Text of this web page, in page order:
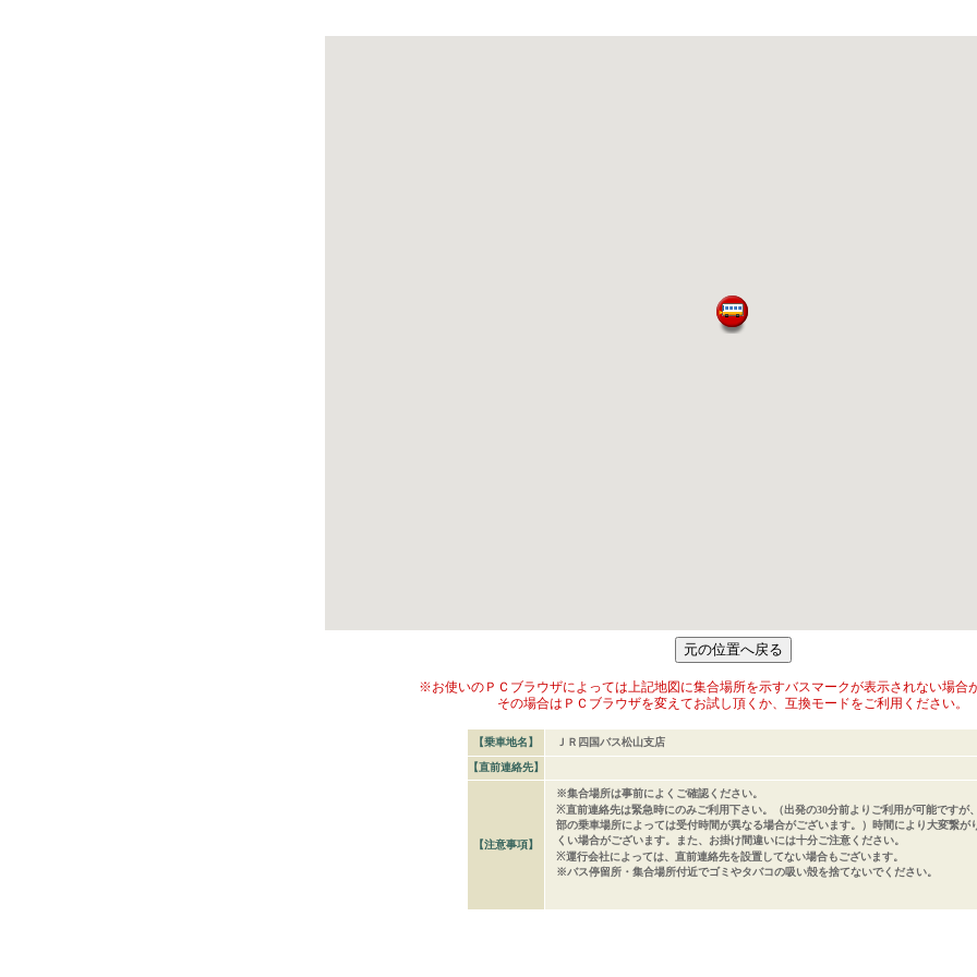
※お使いのＰＣブラウザによっては上記地図に集合場所を示すバスマークが表示されない場合
その場合はＰＣブラウザを変えてお試し頂くか、互換モードをご利用ください。
【乗車地名】 ＪＲ四国バス松山支店
【直前連絡先】
【注意事項】
※集合場所は事前によくご確認ください。
※直前連絡先は緊急時にのみご利用下さい。（出発の30分前よりご利用が可能ですが
部の乗車場所によっては受付時間が異なる場合がございます。）時間により大変繋が
くい場合がございます。また、お掛け間違いには十分ご注意ください。
※運行会社によっては、直前連絡先を設置してない場合もございます。
※バス停留所・集合場所付近でゴミやタバコの吸い殻を捨てないでください。